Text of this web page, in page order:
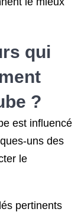
qui
?
est influencé
uns des
le
pertinents